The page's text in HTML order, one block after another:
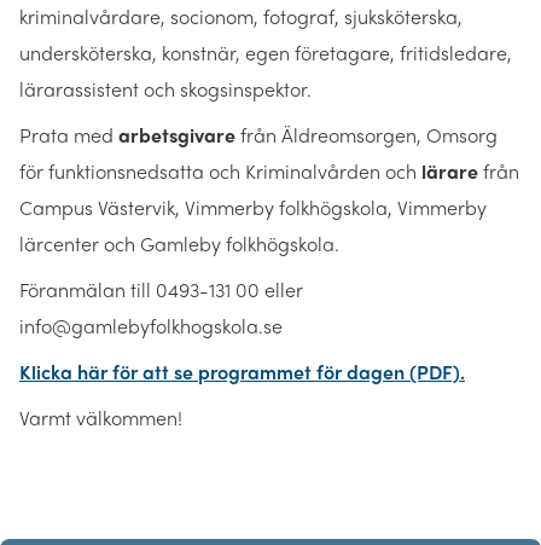
kriminalvårdare, socionom, fotograf, sjuksköterska,
undersköterska, konstnär, egen företagare, fritidsledare,
lärarassistent och skogsinspektor.
Prata med arbetsgivarefrån Äldreomsorgen, Omsorg
för funktionsnedsatta och Kriminalvården och lärarefrån
Campus Västervik, Vimmerby folkhögskola, Vimmerby
lärcenter och Gamleby folkhögskola.
Föranmälan till 0493-131 00 eller
info@gamlebyfolkhogskola.se
Klicka här för att se programmet för dagen (PDF).
Varmt välkommen!